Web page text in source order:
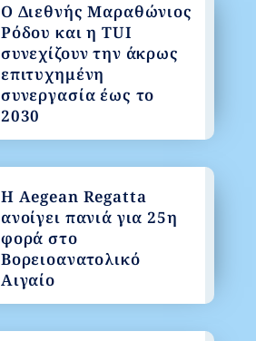
Ο Διεθνής Μαραθώνιος
Ρόδου και η TUI
συνεχίζουν την άκρως
επιτυχημένη
συνεργασία έως το
2030
Η Aegean Regatta
ανοίγει πανιά για 25η
φορά στο
Βορειοανατολικό
Αιγαίο